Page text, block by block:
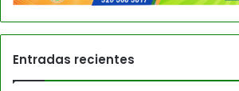
Entradas recientes